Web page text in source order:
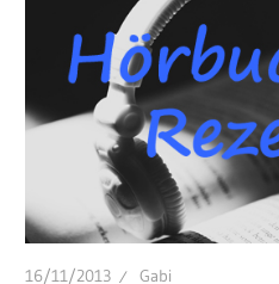
16/11/2013 Gabi